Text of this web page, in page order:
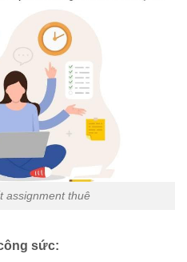
assignment thuê
sức: